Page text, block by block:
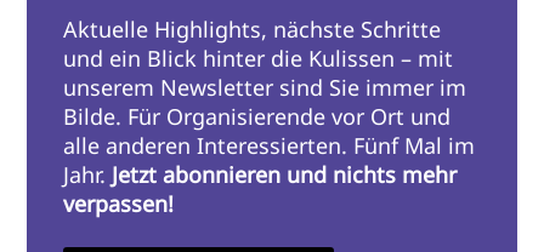
Aktuelle Highlights, nächste Schritte
und ein Blick hinter die Kulissen – mit
unserem Newsletter sind Sie immer im
Bilde. Für Organisierende vor Ort und
alle anderen Interessierten. Fünf Mal im
Jahr. Jetzt abonnieren und nichts mehr
verpassen!